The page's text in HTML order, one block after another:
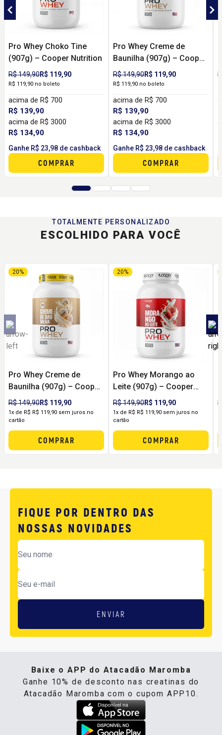
Pro Whey Choko Tine
(907g) – Cooper Nutrition
R$ 149,90R$ 119,90
R$ 119,90 no boleto
acima de R$ 700
R$ 139,90
acima de R$ 3000
R$ 134,90
Ganhe R$ 23,98 de cashback
COMPRAR
Pro Whey Creme de
Baunilha (907g) – Cooper
Nutrition
R$ 149,90R$ 119,90
R$ 119,90 no boleto
acima de R$ 700
R$ 139,90
acima de R$ 3000
R$ 134,90
Ganhe R$ 23,98 de cashback
COMPRAR
TOTALMENTE PERSONALIZADO
ESCOLHIDO PARA VOCÊ
Pro Whey Creme de
Baunilha (907g) – Cooper
Nutrition
R$ 149,90R$ 119,90
20%
1x de R$ R$ 119,90 sem juros no
cartão
COMPRAR
Pro Whey Morango ao
Leite (907g) – Cooper
Nutrition
R$ 149,90R$ 119,90
20%
1x de R$ R$ 119,90 sem juros no
cartão
COMPRAR
FIQUE POR DENTRO DAS
NOSSAS NOVIDADES
ENVIAR
Baixe o APP do Atacadão Maromba
Ganhe 10% de desconto nas creatinas do
Atacadão Maromba com o cupom APP10.